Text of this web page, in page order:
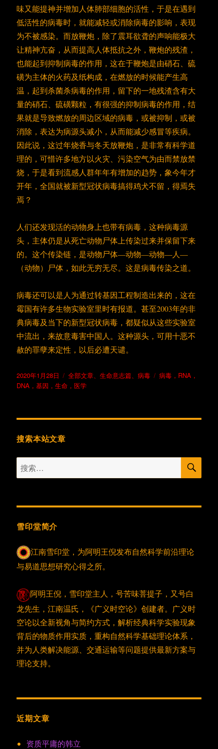
味又能提神并增加人体肺部细胞的活性，于是在遇到
低活性的病毒时，就能减轻或消除病毒的影响，表现
为不被感染。而放鞭炮，除了震耳欲聋的声响能极大
让精神亢奋，从而提高人体抵抗之外，鞭炮的残渣，
也能起到抑制病毒的作用，这在于鞭炮是由硝石、硫
磺为主体的火药及纸构成，在燃放的时候能产生高
温，起到杀菌杀病毒的作用，留下的一地残渣含有大
量的硝石、硫磺颗粒，有很强的抑制病毒的作用，结
果就是导致燃放的周边区域的病毒，或被抑制，或被
消除，表达为病源头减小，从而能减少感冒等疾病。
因此说，这过年烧香与冬天放鞭炮，是非常有科学道
理的，可惜许多地方以火灾、污染空气为由而禁放禁
烧，于是看到流感人群年年有增加的趋势，象今年才
开年，全国就被新型冠状病毒搞得鸡犬不留，得焉失
焉？
人们还发现活的动物身上也带有病毒，这种病毒源
头，主体仍是从死亡动物尸体上传染过来并保留下来
的。这个传染链，是动物尸体—动物—动物—人—
（动物）尸体，如此无穷无尽。这是病毒传染之道。
病毒还可以是人为通过转基因工程制造出来的，这在
霉国有许多生物实验室里时有报道。甚至2003年的非
典病毒及当下的新型冠状病毒，都疑似从这些实验室
中流出，来故意毒害中国人。这种源头，可用十恶不
赦的罪孽来定性，以后必遭天谴。
发
布
2020年1月28日
分
类
全部文章 、生命意志篇 、病毒
标
病毒，RNA，
DNA，基因，生命，医学
搜索本站文章
搜
索：
搜
雪印堂简介
江南雪印堂，为阿明王倪发布自然科学前沿理论
与易道思想研究心得之所。
阿明王倪，雪印堂主人，号苦味菩提子，又号白
龙先生，江南温氏，《广义时空论》创建者。广义时
空论以全新视角与简约方式，解析经典科学实验现象
背后的物质作用实质，重构自然科学基础理论体系，
并为人类解决能源、交通运输等问题提供最新方案与
理论支持。
近期文章
资质平庸的韩立